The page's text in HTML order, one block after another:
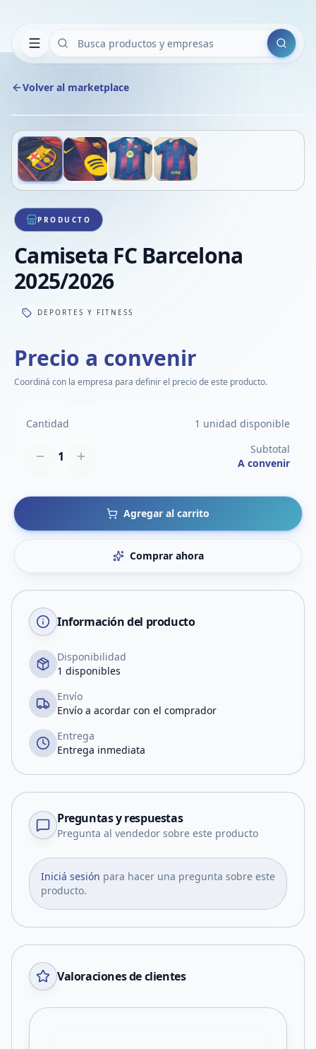
Buscar
Volver al marketplace
1/4
PRODUCTO
Camiseta FC Barcelona
2025/2026
DEPORTES Y FITNESS
Precio a convenir
Coordiná con la empresa para definir el precio de este producto.
Cantidad 1 unidad disponible
1
Subtotal
A convenir
Agregar al carrito
Comprar ahora
Información del producto
Disponibilidad
1 disponibles
Envío
Envío a acordar con el comprador
Entrega
Entrega inmediata
Preguntas y respuestas
Pregunta al vendedor sobre este producto
Iniciá sesión para hacer una pregunta sobre este
producto.
Valoraciones de clientes